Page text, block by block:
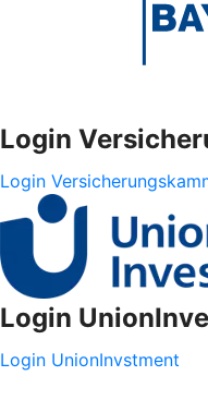
Login
Login
Login
Login UnionInvstment